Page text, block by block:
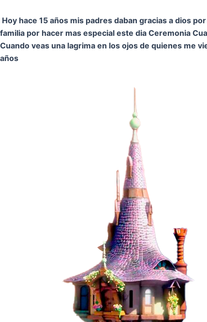
Hoy hace 15 años mis padres daban gracias a dios
familia por hacer mas especial este dia Ceremonia
Cuando veas una lagrima en los ojos de quienes me
años